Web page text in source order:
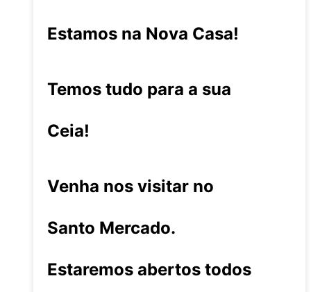
Estamos na Nova Casa!
Temos tudo para a sua
Ceia!
Venha nos visitar no
Santo Mercado.
Estaremos abertos todos